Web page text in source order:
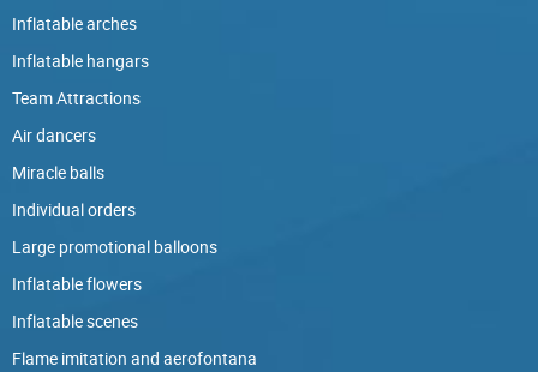
Inflatable arches
Inflatable hangars
Team Attractions
Air dancers
Miracle balls
Individual orders
Large promotional balloons
Inflatable flowers
Inflatable scenes
Flame imitation and aerofontana